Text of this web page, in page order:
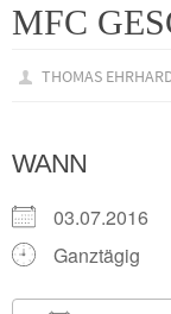
MFC
THOMAS
WANN
03.07.2016
Ganztägig